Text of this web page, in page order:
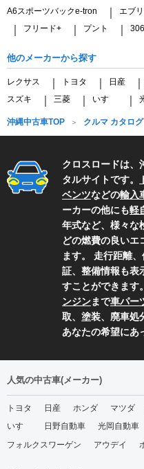
A6スポーツバックe-tron エブ
フリード+ プント 306
他のメーカーから探す
レクサス トヨタ 日産
スズキ 三菱 いすゞ
沖縄中古車TOP クルマ カタログ
クロスロードは、
タルサイトです。
ベンツなどの輸入
ーカーの他にも軽
年式など、様々な
どの燃費の良いエ
ます。 走行距離
証、整備情報も表
すことができます
ンジンまで車パー
取、塗装、廃車処
あなたの希望にあ
人気の中古車(メーカー)
トヨタ 日産 ホンダ マツダ
いすゞ
日野自動車 光岡自動車
フォルクスワーゲン
アウデイ